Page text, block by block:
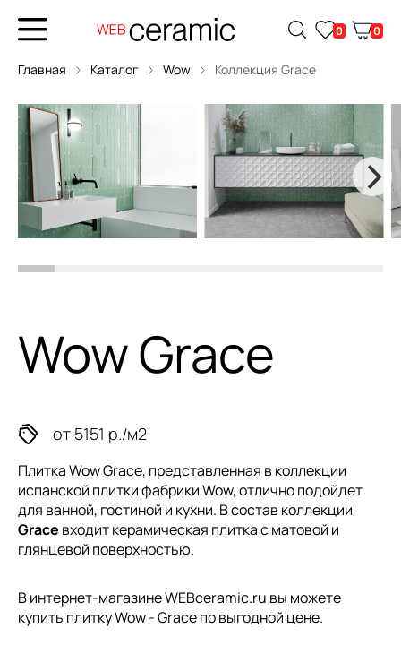
0 0
Главная Каталог Wow Коллекция Grace
Wow Grace
от 5151 р./м2
Плитка Wow Grace, представленная в коллекции
испанской плиткифабрики Wow, отлично подойдет
для ванной, гостиной и кухни. В состав коллекции
Grace входит керамическая плитка с матовой и
глянцевой поверхностью.
В интернет-магазине WEBceramic.ru вы можете
купить плитку Wow - Grace по выгодной цене.